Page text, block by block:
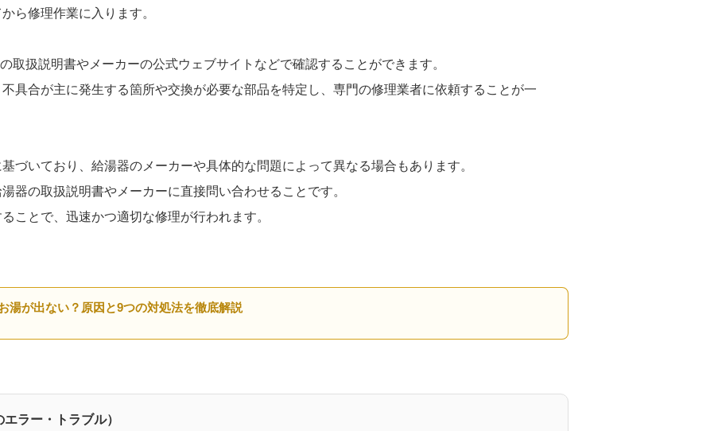
ら修理作業に入ります。
取扱説明書やメーカーの公式ウェブサイトなどで確認することができます。
具合が主に発生する箇所や交換が必要な部品を特定し、専門の修理業者に依頼することが一
づいており、給湯器のメーカーや具体的な問題によって異なる場合もあります。
器の取扱説明書やメーカーに直接問い合わせることです。
ことで、迅速かつ適切な修理が行われます。
湯が出ない？原因と9つの対処法を徹底解説
ラー・トラブル）